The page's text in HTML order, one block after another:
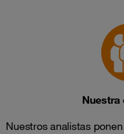
Nuestra
Nuestros analistas